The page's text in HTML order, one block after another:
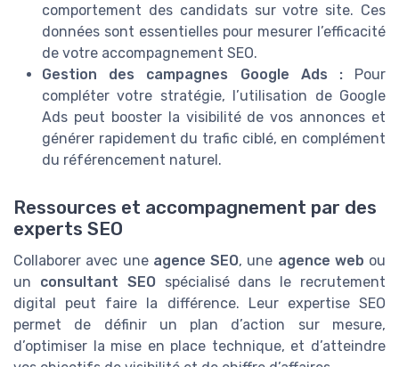
comportement des candidats sur votre site. Ces
données sont essentielles pour mesurer l’efficacité
de votre accompagnement SEO.
Gestion des campagnes Google Ads :Pour
compléter votre stratégie, l’utilisation de Google
Ads peut booster la visibilité de vos annonces et
générer rapidement du trafic ciblé, en complément
du référencement naturel.
Ressources et accompagnement par des
experts SEO
Collaborer avec une agence SEO, une agence web ou
un consultant SEOspécialisé dans le recrutement
digital peut faire la différence. Leur expertise SEO
permet de définir un plan d’action sur mesure,
d’optimiser la mise en place technique, et d’atteindre